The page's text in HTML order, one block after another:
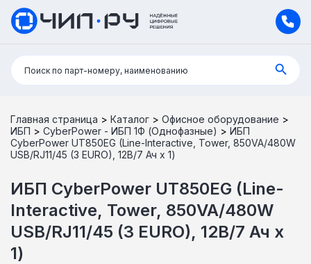
Поиск:
Поиск по парт-номеру, наименованию
Главная страница > Каталог > Офисное оборудование >
ИБП > CyberPower - ИБП 1Ф (Однофазные) > ИБП
CyberPower UT850EG (Line-Interactive, Tower, 850VA/480W
USB/RJ11/45 (3 EURO), 12В/7 Ач х 1)
ИБП CyberPower UT850EG (Line-
Interactive, Tower, 850VA/480W
USB/RJ11/45 (3 EURO), 12В/7 Ач х
1)